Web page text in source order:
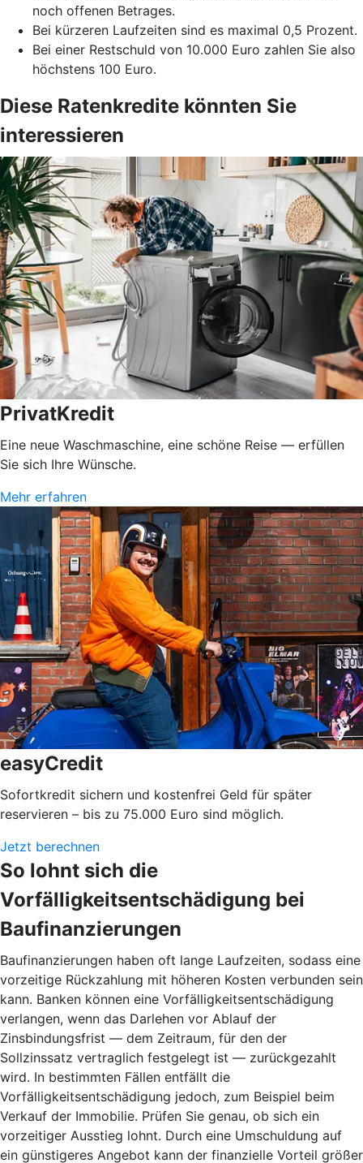
noch offenen Betrages.
Bei kürzeren Laufzeiten sind es maximal 0,5 Prozent.
Bei einer Restschuld von 10.000 Euro zahlen Sie also
höchstens 100 Euro.
Diese Ratenkredite könnten Sie
interessieren
PrivatKredit
Eine neue Waschmaschine, eine schöne Reise — erfüllen
Sie sich Ihre Wünsche.
Mehr erfahren
easyCredit
Sofortkredit sichern und kostenfrei Geld für später
reservieren – bis zu 75.000 Euro sind möglich.
Jetzt berechnen
So lohnt sich die
Vorfälligkeitsentschädigung bei
Baufinanzierungen
Baufinanzierungen haben oft lange Laufzeiten, sodass eine
vorzeitige Rückzahlung mit höheren Kosten verbunden sein
kann. Banken können eine Vorfälligkeitsentschädigung
verlangen, wenn das Darlehen vor Ablauf der
Zinsbindungsfrist — dem Zeitraum, für den der
Sollzinssatz vertraglich festgelegt ist — zurückgezahlt
wird. In bestimmten Fällen entfällt die
Vorfälligkeitsentschädigung jedoch, zum Beispiel beim
Verkauf der Immobilie. Prüfen Sie genau, ob sich ein
vorzeitiger Ausstieg lohnt. Durch eine Umschuldung auf
ein günstigeres Angebot kann der finanzielle Vorteil größer